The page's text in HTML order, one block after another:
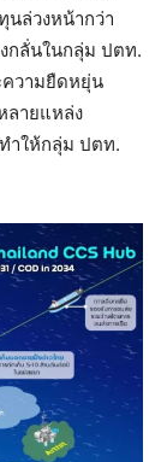
นล่วงหน้ากว่า
กลั่นในกลุ่ม ปตท.
ความยืดหยุ่น
ลายแหล่ง
ำให้กลุ่ม ปตท.